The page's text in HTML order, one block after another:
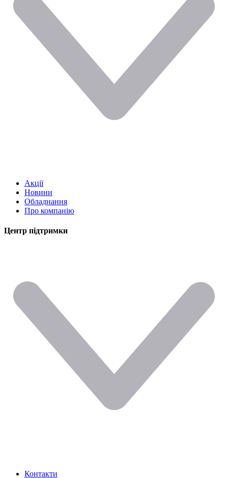
Акції
Новини
Обладнання
Про компанію
Центр підтримки
Контакти